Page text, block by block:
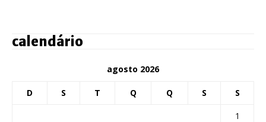
calendário
agosto 2026
D S T Q Q S S
1